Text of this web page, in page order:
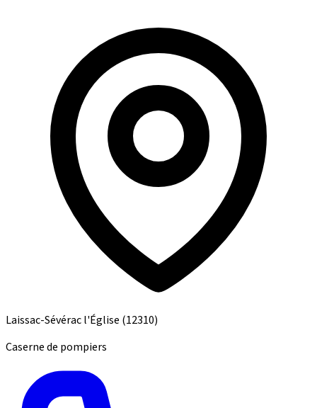
Laissac-Sévérac l'Église (12310)
Caserne de pompiers